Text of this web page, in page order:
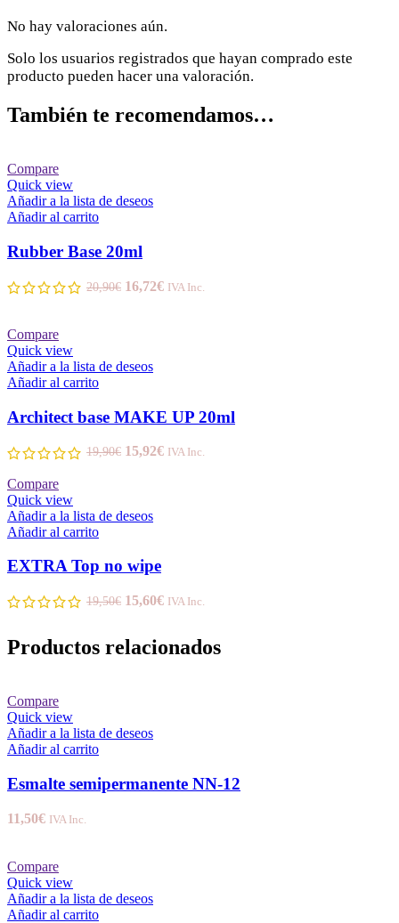
No hay valoraciones aún.
Solo los usuarios registrados que hayan comprado este
producto pueden hacer una valoración.
También te recomendamos…
Compare
Quick view
Añadir a la lista de deseos
Añadir al carrito
Rubber Base 20ml
20,90€ 16,72€ IVA Inc.
Compare
Quick view
Añadir a la lista de deseos
Añadir al carrito
Architect base MAKE UP 20ml
19,90€ 15,92€ IVA Inc.
Compare
Quick view
Añadir a la lista de deseos
Añadir al carrito
EXTRA Top no wipe
19,50€ 15,60€ IVA Inc.
Productos relacionados
Compare
Quick view
Añadir a la lista de deseos
Añadir al carrito
Esmalte semipermanente NN-12
11,50€ IVA Inc.
Compare
Quick view
Añadir a la lista de deseos
Añadir al carrito